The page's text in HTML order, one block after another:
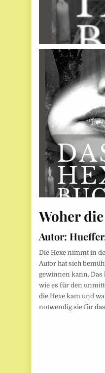
Woher
Autor:
Die Hexe nimmt in
Autor hat sich
gewinnen kann. Das
wie es für den
die Hexe kam und
notwendig sie für